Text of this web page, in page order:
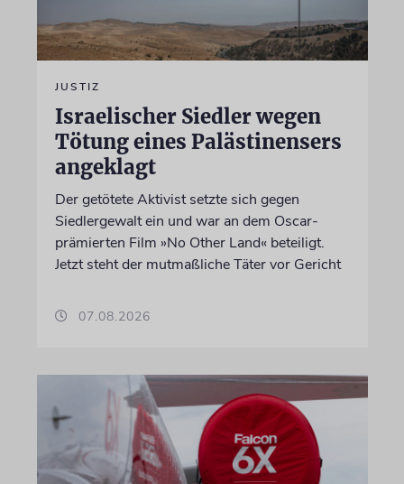
JUSTIZ
Israelischer Siedler wegen
Tötung eines Palästinensers
angeklagt
Der getötete Aktivist setzte sich gegen
Siedlergewalt ein und war an dem Oscar-
prämierten Film »No Other Land« beteiligt.
Jetzt steht der mutmaßliche Täter vor Gericht
07.08.2026